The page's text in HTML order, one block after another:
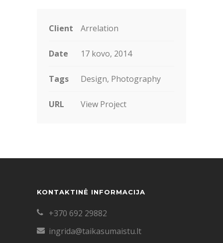
Client Arrelation
Date 17 kovo, 2014
Tags Design, Photography
URL View Project
KONTAKTINĖ INFORMACIJA
+370 692 29882
ingrida@taikasumaistu.lt